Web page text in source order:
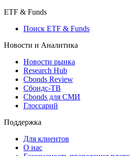
ETF & Funds
Поиск ETF & Funds
Новости и Аналитика
Новости рынка
Research Hub
Cbonds Review
Сбондс-ТВ
Cbonds для СМИ
Глоссарий
Поддержка
Для клиентов
О нас